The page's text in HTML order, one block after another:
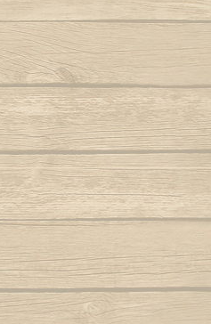
Nagô)
benzer
laranjeira
(Abada)
no mar)
ioiô
é você
Cantando
Autor :
Autor :
Autor : Mestre
Pra jogar
Música:
Cabra Valente est
Est doué en capoeira
Est doué en capoeira
Refrain
Le mec a chuté avec
Avec le sourire
Avec le sourire
Refrain
Tombé de la pente
Technique de
"Meia lua" et
Technique de